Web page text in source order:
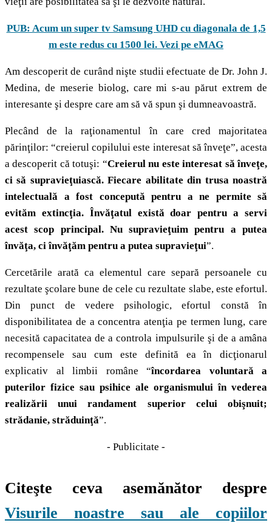
PUB: Acum un super tv Samsung UHD cu diagonala de 1,5
m este redus cu 1500 lei. Vezi pe eMAG
Am descoperit de curând nişte studii efectuate de Dr. John J.
Medina, de meserie biolog, care mi s-au părut extrem de
interesante şi despre care am să vă spun şi dumneavoastră.
Plecând de la raţionamentul în care cred majoritatea
părinţilor: “creierul copilului este interesat să înveţe”, acesta
a descoperit că totuşi: “Creierul nu este interesat să înveţe,
ci să supravieţuiască. Fiecare abilitate din trusa noastră
intelectuală a fost concepută pentru a ne permite să
evităm extincţia. Învăţatul există doar pentru a servi
acest scop principal. Nu supravieţuim pentru a putea
învăţa, ci învăţăm pentru a putea supravieţui”.
Cercetările arată ca elementul care separă persoanele cu
rezultate şcolare bune de cele cu rezultate slabe, este efortul.
Din punct de vedere psihologic, efortul constă în
disponibilitatea de a concentra atenţia pe termen lung, care
necesită capacitatea de a controla impulsurile şi de a amâna
recompensele sau cum este definită ea în dicţionarul
explicativ al limbii române “încordarea voluntară a
puterilor fizice sau psihice ale organismului în vederea
realizării unui randament superior celui obişnuit;
strădanie, străduinţă”.
- Publicitate -
Citeşte ceva asemănător despre
Visurile noastre sau ale copiilor